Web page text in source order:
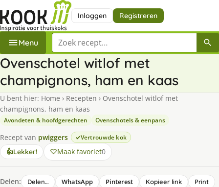
Inloggen Registreren
Menu Zoek een recept
Ovenschotel witlof met
champignons, ham en kaas
U bent hier: Home › Recepten › Ovenschotel witlof met
champignons, ham en kaas
Avondeten & hoofdgerechten Ovenschotels & eenpans
Recept van pwiggers Vertrouwde kok
👍Lekker! Maak favoriet0
Delen: Delen… WhatsApp Pinterest Kopieer link Print